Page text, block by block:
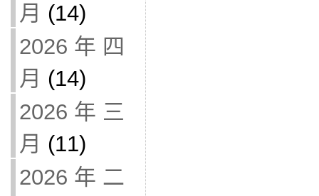
月 (14)
2026 年 四
月 (14)
2026 年 三
月 (11)
2026 年 二